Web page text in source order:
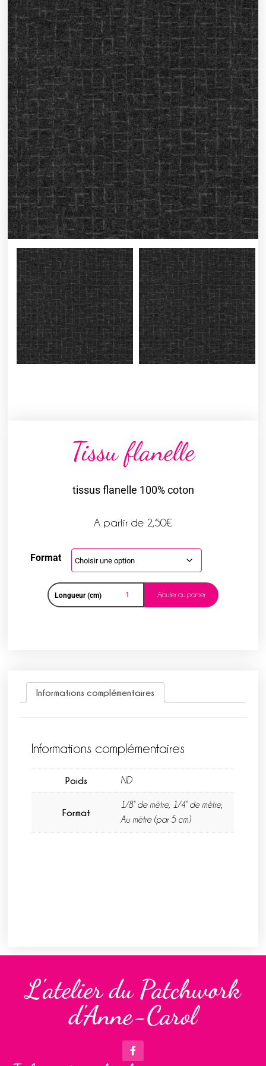
Tissu flanelle
tissus flanelle 100% coton
A partir de 2,50€
Format
Longueur (cm) Ajouter au panier
Informations complémentaires
Informations complémentaires
Poids ND
Format
1/8° de mètre, 1/4° de mètre,
Au mètre (par 5 cm)
L'atelier du Patchwork
d'Anne-Carol